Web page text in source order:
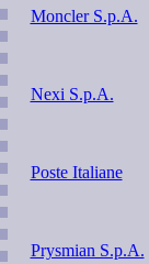
Moncler S.p.A.
Nexi S.p.A.
Poste Italiane
Prysmian S.p.A.